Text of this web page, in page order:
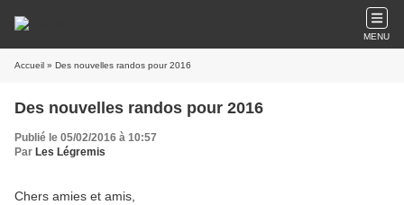
MENU
Accueil » Des nouvelles randos pour 2016
Des nouvelles randos pour 2016
Publié le 05/02/2016 à 10:57
Par Les Légremis
Chers amies et amis,